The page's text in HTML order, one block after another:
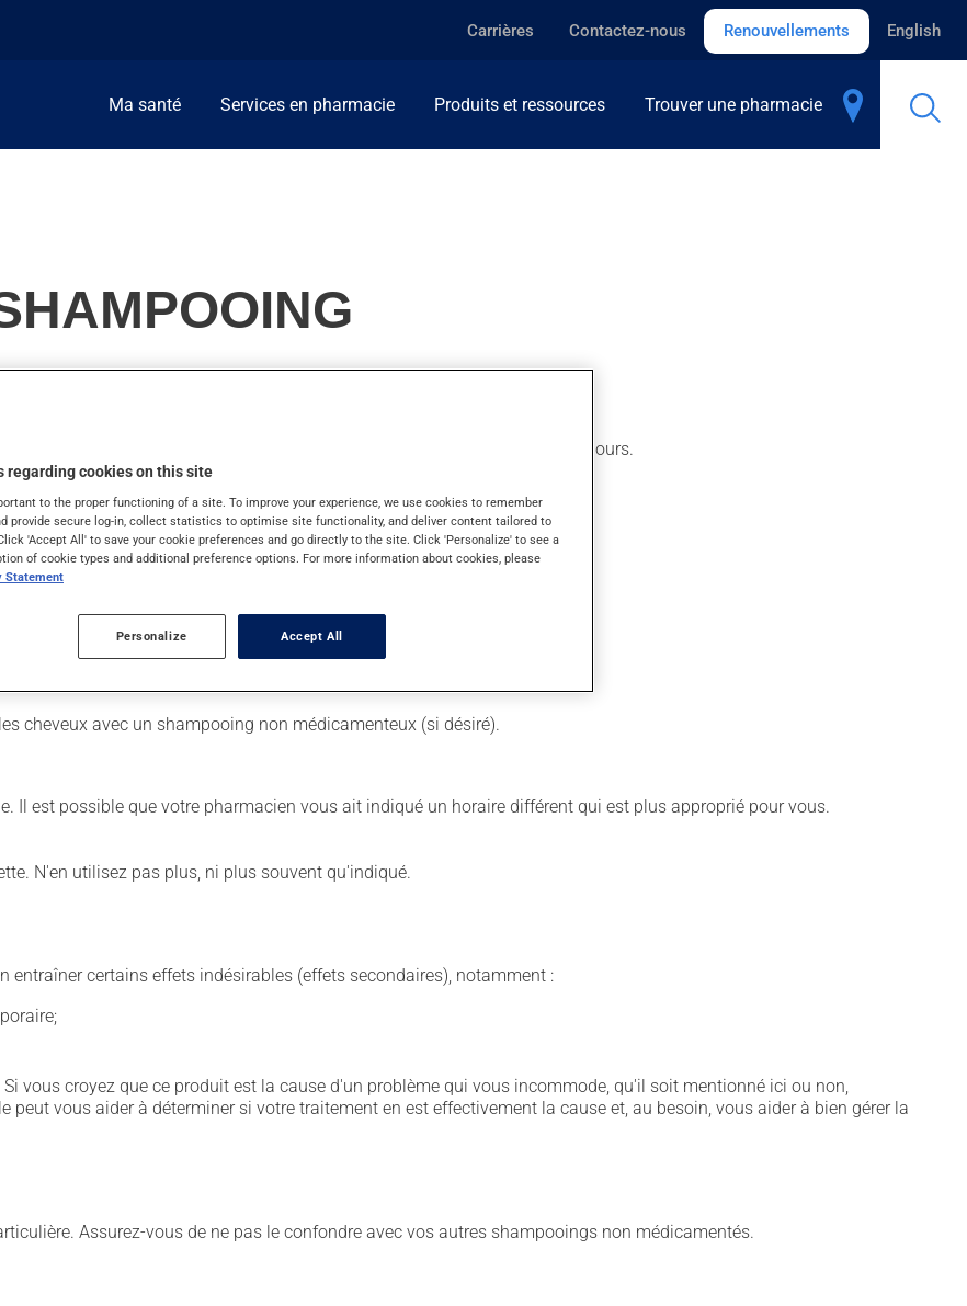
Carrières Contactez-nous Renouvellements English
Ma santé Services en pharmacie Produits et ressources Trouver une pharmacie
on l'utilise pour les pellicules. Il produit son plein effet après quelques jours.
cheveux avec un shampooing non médicamenteux (si désiré).
Il est possible que votre pharmacien vous ait indiqué un horaire différent qui est plus approprié pour vous.
N'en utilisez pas plus, ni plus souvent qu'indiqué.
entraîner certains effets indésirables (effets secondaires), notamment :
vous croyez que ce produit est la cause d'un problème qui vous incommode, qu'il soit mentionné ici ou non,
peut vous aider à déterminer si votre traitement en est effectivement la cause et, au besoin, vous aider à bien gérer la
Assurez-vous de ne pas le confondre avec vos autres shampooings non médicamentés.
regarding cookies on this site
to the proper functioning of a site. To improve your experience, we use cookies to remember
provide secure log-in, collect statistics to optimise site functionality, and deliver content tailored to
'Accept All' to save your cookie preferences and go directly to the site. Click 'Personalize' to see a
of cookie types and additional preference options. For more information about cookies, please
Statement
Personalize Accept All